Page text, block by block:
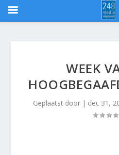
WEEK
Geplaatst door | dec 31,